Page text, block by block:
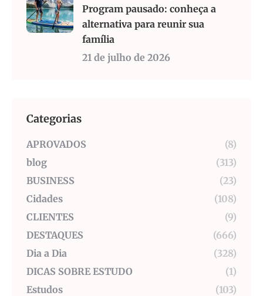
Program pausado: conheça a
alternativa para reunir sua
família
21 de julho de 2026
Categorias
APROVADOS
(8)
blog
(313)
BUSINESS
(23)
Cidades
(108)
CLIENTES
(9)
DESTAQUES
(666)
Dia a Dia
(328)
DICAS SOBRE ESTUDO
(1)
Estudos
(103)